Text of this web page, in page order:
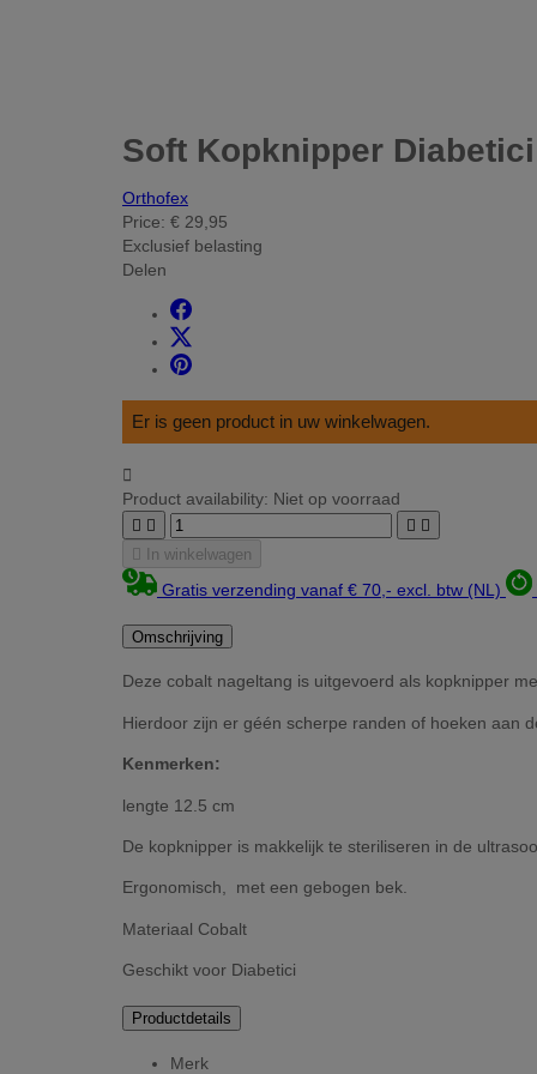
Soft Kopknipper
Orthofex
Price: € 29,95
Exclusief belasting
Delen
Er is geen product in uw winkelwagen.

Product availability: Niet op voorraad
   
In winkelwagen
Gratis verzending vanaf € 70,- excl. btw (NL)
Omschrijving
Deze cobalt nageltang is uitgevoerd als kopknipper
Hierdoor zijn er géén scherpe randen of hoeken aan
Kenmerken:
lengte 12.5 cm
De kopknipper is makkelijk te steriliseren in de
Ergonomisch, met een gebogen bek.
Materiaal Cobalt
Geschikt voor Diabetici
Productdetails
Merk